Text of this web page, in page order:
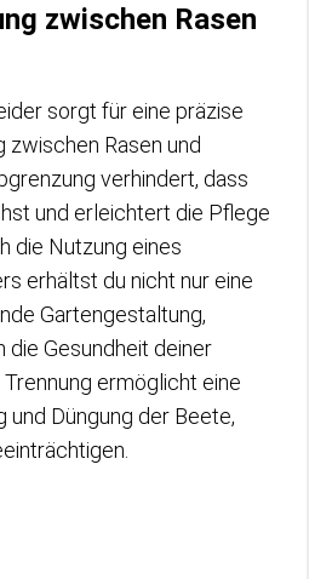
zwischen Rasen
sorgt für eine präzise
zwischen Rasen und
verhindert, dass
und erleichtert die Pflege
die Nutzung eines
erhältst du nicht nur eine
Gartengestaltung,
Gesundheit deiner
ermöglicht eine
Düngung der Beete,